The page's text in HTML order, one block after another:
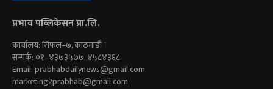
प्रभाव पब्लिकेसन प्रा.लि.
कार्यालय: सिफल–७, काठमाडौं ।
सम्पर्क: ०१–४३७३५७७, ४५८४३६८
Email:prabhabdailynews@gmail.com
marketing2prabhab@gmail.com